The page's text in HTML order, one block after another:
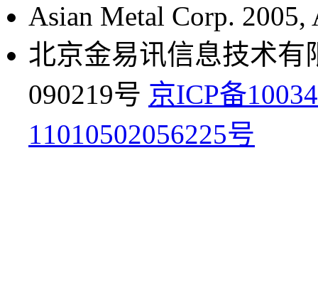
Asian Metal Corp. 2005,
北京金易讯信息技术有
090219号 京ICP备
11010502056225号